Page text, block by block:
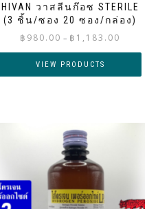
HIVAN วาสลีนก๊อซ STERILE
(3 ชิ้น/ซอง 20 ซอง/กล่อง)
฿ 980.00 – ฿ 1,183.00
VIEW PRODUCTS